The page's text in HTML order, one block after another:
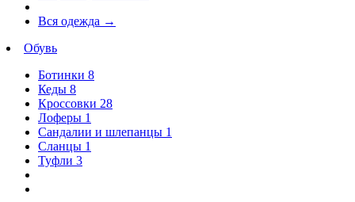
Вся одежда →
Обувь
Ботинки 8
Кеды 8
Кроссовки 28
Лоферы 1
Сандалии и шлепанцы 1
Сланцы 1
Туфли 3